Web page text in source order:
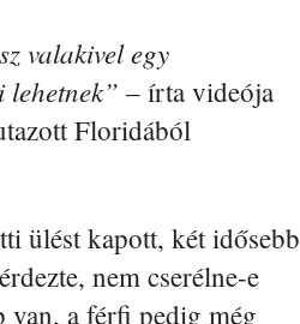
valakivel egy
lehetnek” – írta videója
Floridából
ülést kapott, két idősebb
nem cserélne-e
van, a férfi pedig még